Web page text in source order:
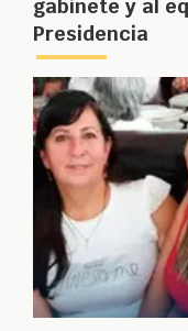
gabinete y al
Presidencia